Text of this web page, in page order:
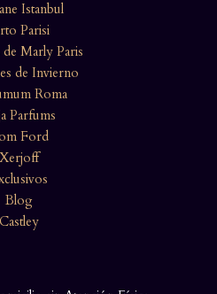
Istanbul
Parisi
Marly Paris
de Invierno
Roma
Parfums
Ford
Xerjoff
Blog
Castley